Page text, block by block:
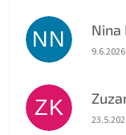
NN Nina
9.6.2026
ZK